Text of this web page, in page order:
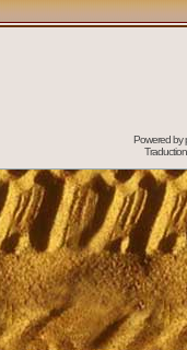
Powered by